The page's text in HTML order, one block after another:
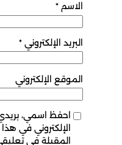
الاسم *
البريد الإلكتروني *
الموقع الإلكتروني
احفظ اسمي،
الإلكتروني في
المقبلة في